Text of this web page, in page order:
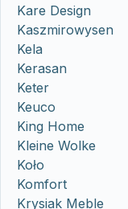
Kare Design
Kaszmirowysen
Kela
Kerasan
Keter
Keuco
King Home
Kleine Wolke
Koło
Komfort
Krysiak Meble